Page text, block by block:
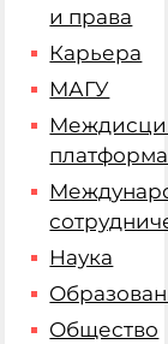
и права
Карьера
МАГУ
платформа
Наука
Общество